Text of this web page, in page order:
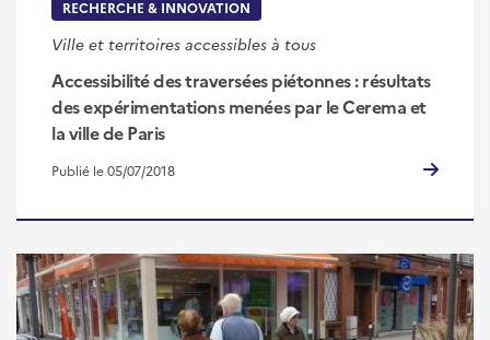
RECHERCHE & INNOVATION
Ville et territoires accessibles à tous
Accessibilité des traversées piétonnes : résultats
des expérimentations menées par le Cerema et
la ville de Paris
Publié le 05/07/2018